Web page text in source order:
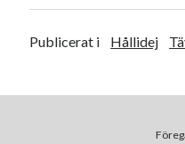
augusti 2022
Publicerat i Hållidej